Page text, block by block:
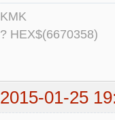
KMK
? HEX$(6670358)
2015-01-25